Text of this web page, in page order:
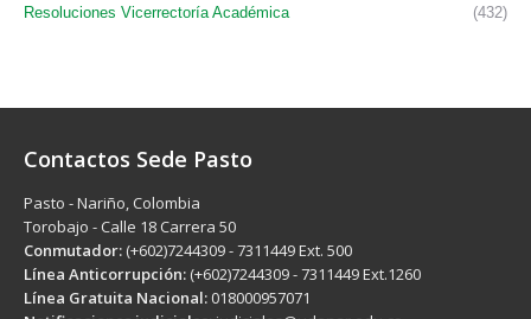
Resoluciones Vicerrectoría Académica
(432)
Contactos Sede Pasto
Pasto - Nariño, Colombia
Torobajo - Calle 18 Carrera 50
Conmutador: (+602)7244309 - 7311449 Ext. 500
Línea Anticorrupción: (+602)7244309 - 7311449 Ext.1260
Línea Gratuita Nacional: 018000957071